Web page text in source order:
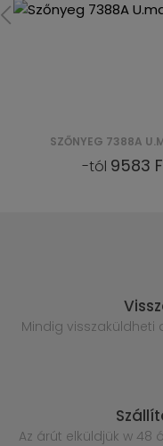
-tól7166
Mindig
Az árút elküldjük w 48